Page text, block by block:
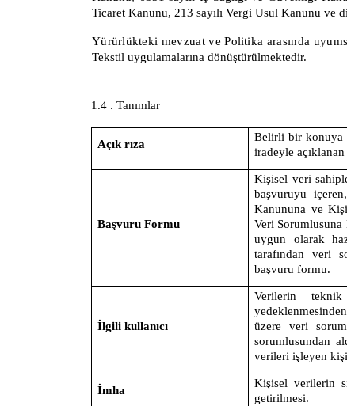
Ticaret Kanunu, 213 sayılı Vergi Usul Kanunu
Yürürlükteki mevzuat ve Politika arasında
Tekstil uygulamalarına dönüştürülmektedir.
1.4 . Tanımlar
Açık rıza
Belirli bir konuya
iradeyle açıklanan
Başvuru Formu
Kişisel veri
başvuruyu
Kanununa ve
Veri Sorumlusuna
uygun olarak
tarafından veri
başvuru formu.
İlgili kullanıcı
Verilerin
üzere veri
sorumlusundan
verileri işleyen
İmha
Kişisel verilerin
getirilmesi.